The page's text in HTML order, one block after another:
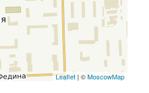
Leaflet| ©MoscowMap